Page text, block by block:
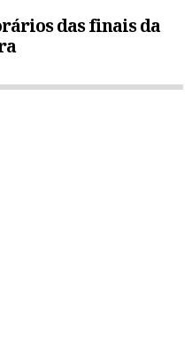
das finais da